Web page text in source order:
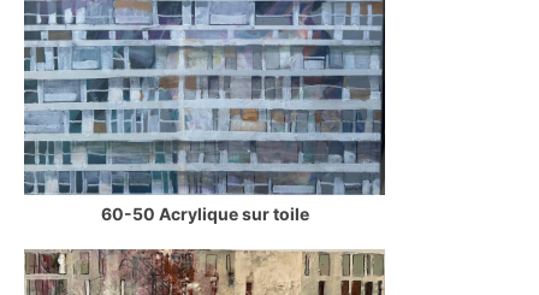
60-50 Acrylique sur toile